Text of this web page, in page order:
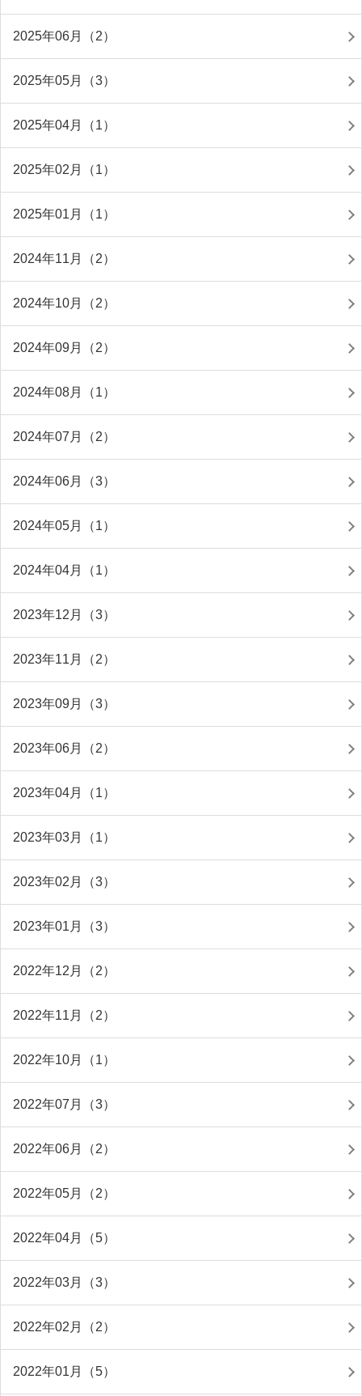
2025年06月（2）
2025年05月（3）
2025年04月（1）
2025年02月（1）
2025年01月（1）
2024年11月（2）
2024年10月（2）
2024年09月（2）
2024年08月（1）
2024年07月（2）
2024年06月（3）
2024年05月（1）
2024年04月（1）
2023年12月（3）
2023年11月（2）
2023年09月（3）
2023年06月（2）
2023年04月（1）
2023年03月（1）
2023年02月（3）
2023年01月（3）
2022年12月（2）
2022年11月（2）
2022年10月（1）
2022年07月（3）
2022年06月（2）
2022年05月（2）
2022年04月（5）
2022年03月（3）
2022年02月（2）
2022年01月（5）